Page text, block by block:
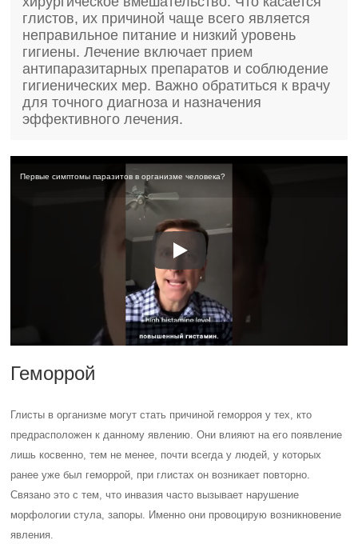
глистов, их причиной чаще всего является
неправильное питание и низкий уровень
гигиены. Лечение включает прием
антипаразитарных препаратов и соблюдение
гигиенических мер. Важно обратиться к врачу
для точного диагноза и назначения
эффективного лечения.
Первые симптомы паразитов в организме человека?
Геморрой
Глисты в организме могут стать причиной геморроя у тех, кто
предрасположен к данному явлению. Они влияют на его появление
лишь косвенно, тем не менее, почти всегда у людей, у которых
ранее уже был геморрой, при глистах он возникает повторно.
Связано это с тем, что инвазия часто вызывает нарушение
морфологии стула, запоры. Именно они провоцирую возникновение
явления.